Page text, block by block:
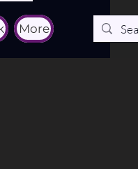
More